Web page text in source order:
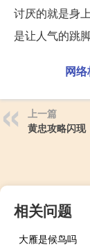
讨厌的就是身
是让人气的跳
网络
上一篇
黄忠攻略闪现
相关问题
大雁是候鸟吗